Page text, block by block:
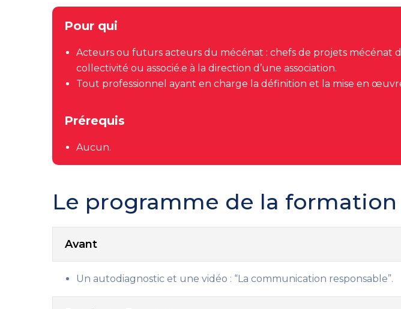
Pour qui
Acteurs ou futurs acteurs du mécénat : chefs de projets mécénat
collectivité ou associé.e à la direction d’une association.
Tout professionnel ayant en charge la définition et la mise en
Prérequis
Aucun.
Le programme de la formation
Avant
Un autodiagnostic et une vidéo : “La communication responsable”.